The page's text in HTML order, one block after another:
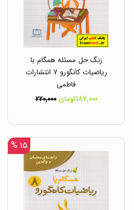
زنگ حل مسئله همگام با
ریاضیات کانگورو ۷ انتشارات
فاطمی
۱۸۷,۰۰۰تومان
۲۲۰,۰۰۰
۱۵ %